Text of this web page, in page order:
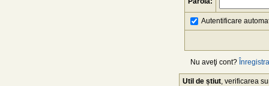
Autentificare
Nu aveţi cont?
Util de știut , verificarea